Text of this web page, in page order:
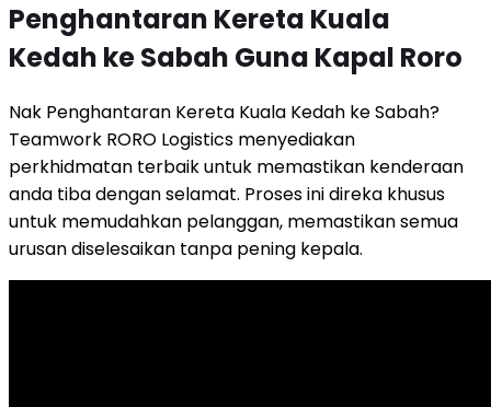
Penghantaran Kereta Kuala
Kedah ke Sabah Guna Kapal Roro
Nak Penghantaran Kereta Kuala Kedah ke Sabah?
Teamwork RORO Logistics menyediakan
perkhidmatan terbaik untuk memastikan kenderaan
anda tiba dengan selamat. Proses ini direka khusus
untuk memudahkan pelanggan, memastikan semua
urusan diselesaikan tanpa pening kepala.